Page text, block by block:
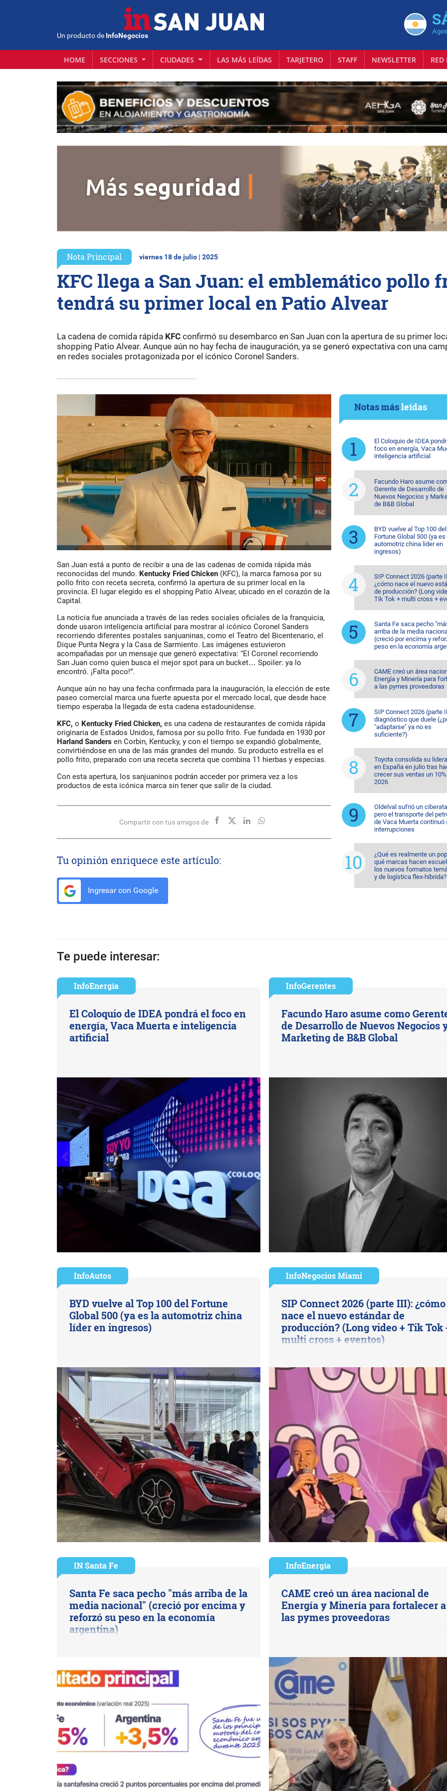
Un producto de InfoNegocios
HOME SECCIONES CIUDADES LAS MÁS LEÍDAS TARJETERO STAFF NEWSLETTER
Nota Principal viernes 18 de julio | 2025
KFC llega a San Juan: el emblemático pollo
tendrá su primer local en Patio Alvear
La cadena de comida rápida KFC confirmó su desembarco en San Juan con la apertura de su primer
shopping Patio Alvear. Aunque aún no hay fecha de inauguración, ya se generó expectativa con una
en redes sociales protagonizada por el icónico Coronel Sanders.
San Juan está a punto de recibir a una de las cadenas de comida rápida más
reconocidas del mundo. Kentucky Fried Chicken (KFC), la marca famosa por su
pollo frito con receta secreta, confirmó la apertura de su primer local en la
provincia. El lugar elegido es el shopping Patio Alvear, ubicado en el corazón de la
Capital.
La noticia fue anunciada a través de las redes sociales oficiales de la franquicia,
donde usaron inteligencia artificial para mostrar al icónico Coronel Sanders
recorriendo diferentes postales sanjuaninas, como el Teatro del Bicentenario, el
Dique Punta Negra y la Casa de Sarmiento. Las imágenes estuvieron
acompañadas por un mensaje que generó expectativa: “El Coronel recorriendo
San Juan como quien busca el mejor spot para un bucket… Spoiler: ya lo
encontró. ¡Falta poco!”.
Aunque aún no hay una fecha confirmada para la inauguración, la elección de este
paseo comercial marca una fuerte apuesta por el mercado local, que desde hace
tiempo esperaba la llegada de esta cadena estadounidense.
KFC, o Kentucky Fried Chicken, es una cadena de restaurantes de comida rápida
originaria de Estados Unidos, famosa por su pollo frito. Fue fundada en 1930 por
Harland Sanders en Corbin, Kentucky, y con el tiempo se expandió globalmente,
convirtiéndose en una de las más grandes del mundo. Su producto estrella es el
pollo frito, preparado con una receta secreta que combina 11 hierbas y especias.
Con esta apertura, los sanjuaninos podrán acceder por primera vez a los
productos de esta icónica marca sin tener que salir de la ciudad.
Compartir con tus amigos de
Tu opinión enriquece este artículo:
Ingresar con Google
Notas másleídas
El Coloquio de IDEA
foco en energía, Vaca
inteligencia artificial
Facundo Haro asume
Gerente de Desarrollo de
Nuevos Negocios y
de B&B Global
BYD vuelve al Top 100 del
Fortune Global 500 (ya es
automotriz china líder en
ingresos)
SIP Connect 2026 (parte
¿cómo nace el nuevo
de producción? (Long
Tik Tok + multi cross +
Santa Fe saca pecho
arriba de la media
(creció por encima y
peso en la economía
CAME creó un área
Energía y Minería para
a las pymes proveedoras
SIP Connect 2026 (parte
diagnóstico que duele
"adaptarse" ya no es
suficiente?)
Toyota consolida su
en España en julio tras
crecer sus ventas un
2026
Oldelval sufrió un
pero el transporte del
de Vaca Muerta continuó
interrupciones
¿Qué es realmente un
qué marcas hacen
los nuevos formatos
y de logística flex-híbrida?
Te puede interesar:
InfoEnergía
El Coloquio de IDEA pondrá el foco en
energía, Vaca Muerta e inteligencia
artificial
InfoGerentes
Facundo Haro asume como
de Desarrollo de Nuevos Negocios
Marketing de B&B Global
InfoAutos
BYD vuelve al Top 100 del Fortune
Global 500 (ya es la automotriz china
líder en ingresos)
InfoNegocios Miami
SIP Connect 2026 (parte III): ¿cómo
nace el nuevo estándar de
producción? (Long video + Tik Tok
multi cross + eventos)
IN Santa Fe
Santa Fe saca pecho "más arriba de la
media nacional" (creció por encima y
reforzó su peso en la economía
argentina)
InfoEnergía
CAME creó un área nacional de
Energía y Minería para fortalecer a
las pymes proveedoras